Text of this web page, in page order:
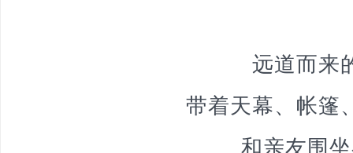
远道而来
带着天幕、帐篷
和亲友围